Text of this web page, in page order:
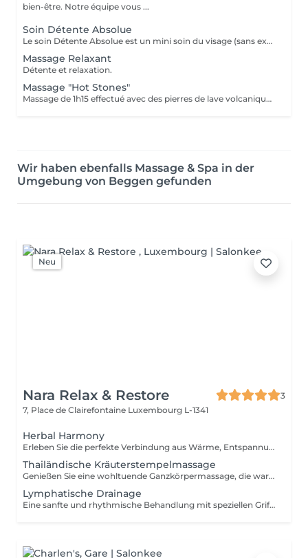
bien-être. Notre équipe vous ...
Soin Détente Absolue
Le soin Détente Absolue est un mini soin du visage (sans extraction des points noirs) et un massage du corps d'une durée totale de 1h30. On commence par un massage relaxant sur la face arrière, jambes puis dos. Face avant mini soin visage (nettoyant + gommage #FACE PERFECTION) massage du décolleté, du visage et pendant la pose du masque, on effectue un massage relaxant sur les jambes et pieds. Un soin cocooning tout en douceur.
Massage Relaxant
Détente et relaxation.
Massage "Hot Stones"
Massage de 1h15 effectué avec des pierres de lave volcaniques (Basalt) chauffées jusqu'à 60°C, elles vont absorber les énergies négatives et donner des énergies positives. A la fin du soin il y a la phase de 15 min de relaxation avec des pierres semi précieuses (froides) positionnées sur les chakras pour les réaligner et enlever les blocages. Après ce soin on se sent comme vidé de quelque chose, serein et relaxé.
Wir haben ebenfalls Massage & Spa in der
Umgebung von Beggen gefunden
Neu
Nara Relax & Restore
3
7, Place de Clairefontaine Luxembourg L-1341
Herbal Harmony
Erleben Sie die perfekte Verbindung aus Wärme, Entspannung und traditioneller Thai-Wellness. Diese luxuriöse Behandlung beginnt mit einer thailändischen Kräuterstempelmassage, bei der gedämpfte Kräuterkompressen Muskelverspannungen lösen und tiefe Entspannung fördern. Anschließend rundet eine revitalisierende thailändische Fußreflexzonenmassage das Verwöhnprogramm ab. Enthalten sind: Thailändische Kräuterstempelmassage 90 Min. Thailändische Fußreflexzonenmassage 30 Min. Gesamtdauer: 120 Minuten Eine wohltuende Wellness-Reise, die Körper und Geist in Einklang bringt und für nachhaltige Entspannung sorgt.
Thailändische Kräuterstempelmassage
Genießen Sie eine wohltuende Ganzkörpermassage, die warme Kräuterstempel mit traditionellen Techniken der Thai-Massage kombiniert. Die gedämpften Kräuterkompressen helfen, Muskelverspannungen zu lösen, die Durchblutung zu fördern und ein tiefes Gefühl von Entspannung und Wohlbefinden zu schaffen. Als besondere Aufmerksamkeit erhalten Sie nach der Behandlung zwei Kräuterstempel für zu Hause.
Lymphatische Drainage
Eine sanfte und rhythmische Behandlung mit speziellen Grifftechniken zur Unterstützung des natürlichen Lymphflusses. Die Anwendung kann helfen, Schweregefühle zu reduzieren, den Flüssigkeitstransport im Gewebe zu fördern und ein angenehmes Gefühl von Leichtigkeit zu vermitteln.